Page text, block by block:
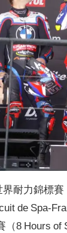
界耐力錦標
de Spa-
（8 Hours of